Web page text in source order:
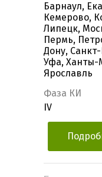
Барнаул,
Кемерово,
Липецк,
Пермь,
Дону,
Уфа, Ханты-
Ярославль
Фаза КИ
IV